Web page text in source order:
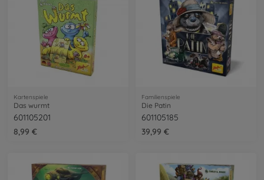
Kartenspiele
Das wurmt
601105201
8,99 €
Familienspiele
Die Patin
601105185
39,99 €